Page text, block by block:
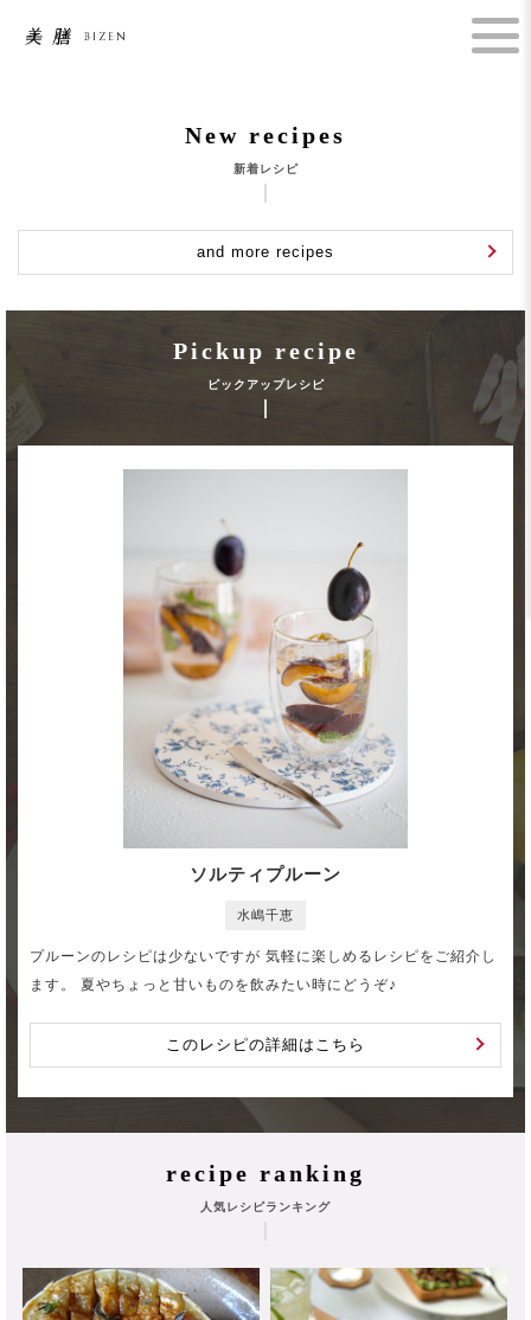
New recipes
新着レシピ
and more recipes
Pickup recipe
ピックアップレシピ
ソルティプルーン
水嶋千恵
プルーンのレシピは少ないですが 気軽に楽しめるレシピをご紹介し
ます。 夏やちょっと甘いものを飲みたい時にどうぞ♪
このレシピの詳細はこちら
recipe ranking
人気レシピランキング